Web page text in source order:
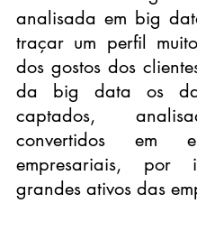
analisada em big
traçar um perfil
dos gostos dos
da big data os
captados,
convertidos em
empresariais, por
grandes ativos das